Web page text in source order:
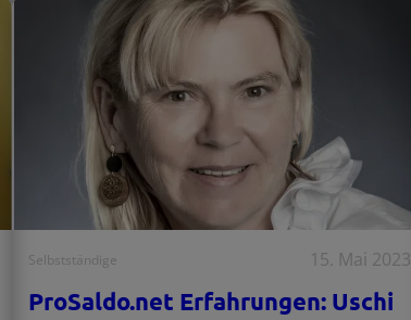
Selbstständige 15. Mai 2023
ProSaldo.net Erfahrungen: Uschi